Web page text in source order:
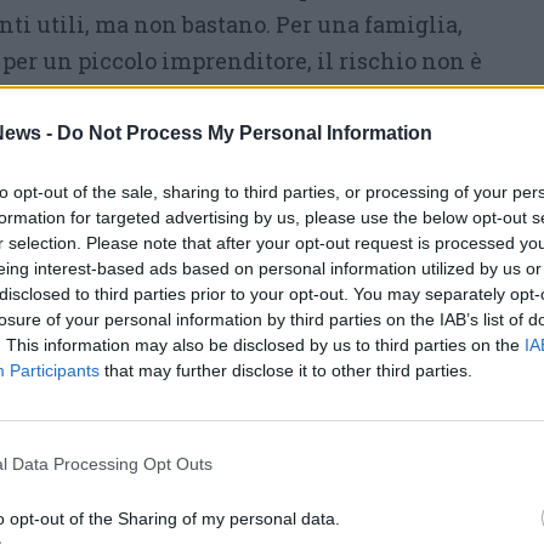
- Do Not Process My Personal Information
opt-out of the sale, sharing to third parties, or processing of your
for targeted advertising by us, please use the below opt-out
selection. Please note that after your opt-out request is processed
interest-based ads based on personal information utilized by us
to third parties prior to your opt-out. You may separately
of your personal information by third parties on the IAB’s list of
This information may also be disclosed by us to third parties on the
Participants that may further disclose it to other third parties.
Data Processing Opt Outs
opt-out of the Sharing of my personal data.
utili, ma non bastano. Per una famiglia,
un piccolo imprenditore, il rischio non è
scendere del 10 o del 20 per cento in una
È anche dover vendere nel momento
per un figlio che studia fuori sede,
per un acconto immobiliare, per sostenere
o per integrare il reddito in vista della
può essere tecnicamente valido e, allo
non rispetta il tempo necessario per
serio dovrebbe partire dagli obiettivi, non
richiede un orizzonte lungo e una
La tutela della famiglia impone di
investire dal capitale da mantenere